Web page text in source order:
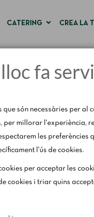
CATERING CREA LA
Per a
fa
que són necessàries per
per millorar l'experiència,
les preferències
l'ús de cookies.
per acceptar les
cookies i triar quins